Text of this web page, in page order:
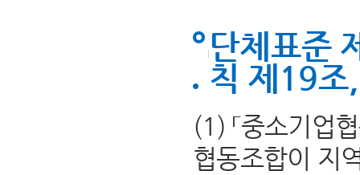
단체표준
칙 제19조
(1) 「중소기업
협동조합이 지